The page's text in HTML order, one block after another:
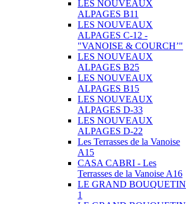
LES NOUVEAUX
ALPAGES B11
LES NOUVEAUX
ALPAGES C-12 -
"VANOISE & COURCH’"
LES NOUVEAUX
ALPAGES B25
LES NOUVEAUX
ALPAGES B15
LES NOUVEAUX
ALPAGES D-33
LES NOUVEAUX
ALPAGES D-22
Les Terrasses de la Vanoise
A15
CASA CABRI - Les
Terrasses de la Vanoise A16
LE GRAND BOUQUETIN
1